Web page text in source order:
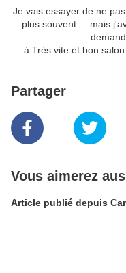
Je vais essayer de ne
plus souvent ... mais
à Très vite et bon
Partager
Vous aimerez
Article